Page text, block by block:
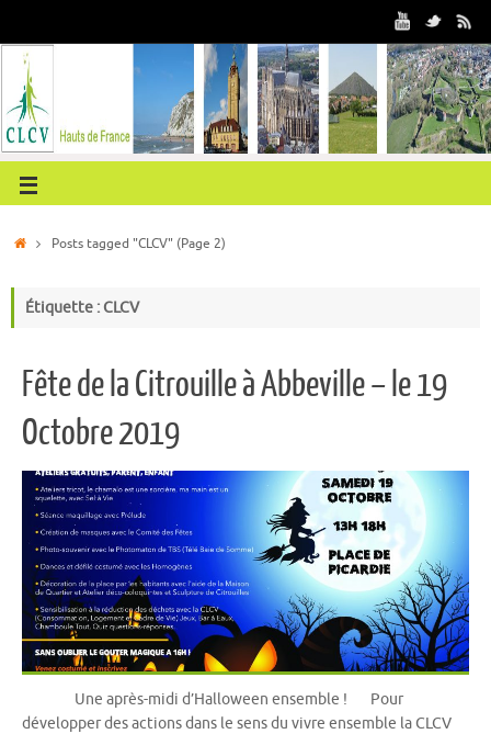
Posts tagged "CLCV" (Page 2)
Étiquette : CLCV
Fête de la Citrouille à Abbeville – le 19
Octobre 2019
Une après-midi d’Halloween ensemble ! Pour
développer des actions dans le sens du vivre ensemble la CLCV